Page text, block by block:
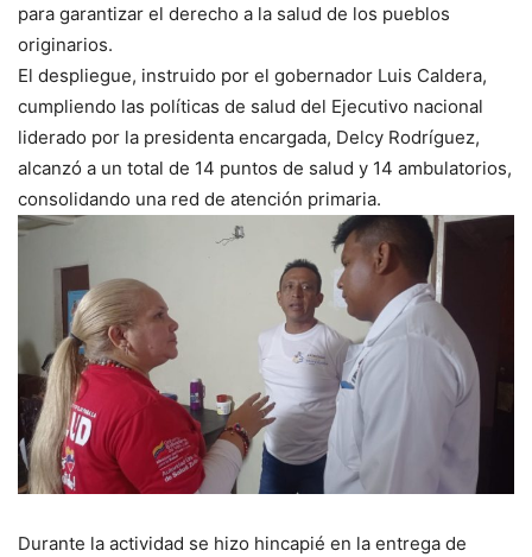
para garantizar el derecho a la salud de los pueblos
originarios.
El despliegue, instruido por el gobernador Luis Caldera,
cumpliendo las políticas de salud del Ejecutivo nacional
liderado por la presidenta encargada, Delcy Rodríguez,
alcanzó a un total de 14 puntos de salud y 14 ambulatorios,
consolidando una red de atención primaria.
Durante la actividad se hizo hincapié en la entrega de